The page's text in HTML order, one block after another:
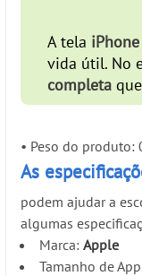
A tela
vida útil. No
completa
• Peso do produto:
As
podem ajudar a
algumas
Marca:Apple
Tamanho de